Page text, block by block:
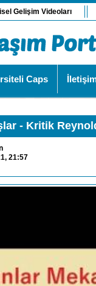
Gelişim Videoları
Caps
- Kritik
21:57